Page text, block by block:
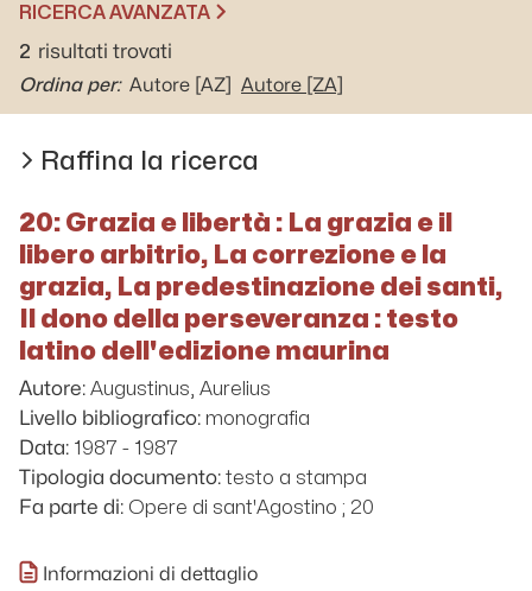
RICERCA AVANZATA
2 risultati trovati
Ordina per: Autore [AZ] Autore [ZA]
Raffina la ricerca
20: Grazia e libertà : La grazia e il
libero arbitrio, La correzione e la
grazia, La predestinazione dei santi,
Il dono della perseveranza : testo
latino dell'edizione maurina
Autore: Augustinus, Aurelius
Livello bibliografico: monografia
Data: 1987 - 1987
Tipologia documento: testo a stampa
Fa parte di: Opere di sant'Agostino ; 20
Informazioni di dettaglio